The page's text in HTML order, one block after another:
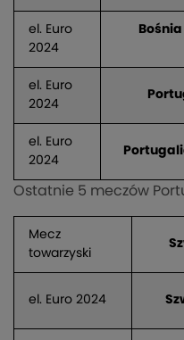
el. Euro
2024
el. Euro
2024
el. Euro
2024
Ostatnie 5 meczów
Mecz
towarzyski
el. Euro 2024